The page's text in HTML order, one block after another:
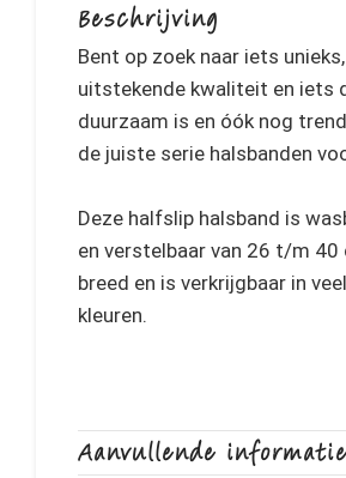
Beschrijving
Bent op zoek naar iets
uitstekende kwaliteit en iets
duurzaam is en óók nog
de juiste serie halsbanden
Deze halfslip halsband is
en verstelbaar van 26 t/m 40
breed en is verkrijgbaar in
kleuren.
Aanvullende informatie